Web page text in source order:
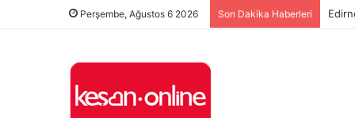
Perşembe, Ağustos 6 2026 Son Dakika Haberleri